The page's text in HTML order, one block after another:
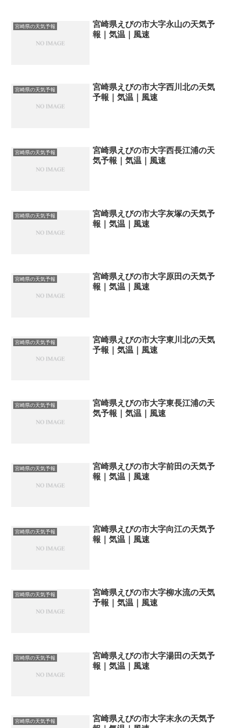
宮崎県の天気予報
宮崎県えびの市大字永山の天気予
報｜気温｜風速
宮崎県の天気予報
宮崎県えびの市大字西川北の天気
予報｜気温｜風速
宮崎県の天気予報
宮崎県えびの市大字西長江浦の天
気予報｜気温｜風速
宮崎県の天気予報
宮崎県えびの市大字灰塚の天気予
報｜気温｜風速
宮崎県の天気予報
宮崎県えびの市大字原田の天気予
報｜気温｜風速
宮崎県の天気予報
宮崎県えびの市大字東川北の天気
予報｜気温｜風速
宮崎県の天気予報
宮崎県えびの市大字東長江浦の天
気予報｜気温｜風速
宮崎県の天気予報
宮崎県えびの市大字前田の天気予
報｜気温｜風速
宮崎県の天気予報
宮崎県えびの市大字向江の天気予
報｜気温｜風速
宮崎県の天気予報
宮崎県えびの市大字柳水流の天気
予報｜気温｜風速
宮崎県の天気予報
宮崎県えびの市大字湯田の天気予
報｜気温｜風速
宮崎県の天気予報
宮崎県えびの市大字末永の天気予